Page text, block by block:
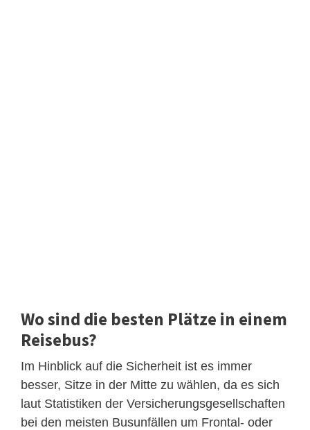
Wo sind die besten Plätze in einem
Reisebus?
Im Hinblick auf die Sicherheit ist es immer
besser, Sitze in der Mitte zu wählen, da es sich
laut Statistiken der Versicherungsgesellschaften
bei den meisten Busunfällen um Frontal- oder